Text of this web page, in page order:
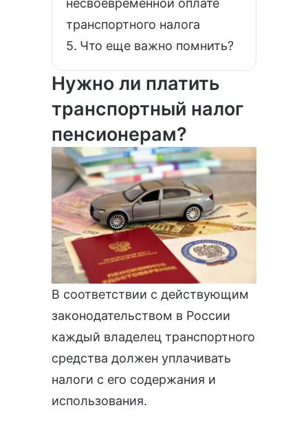
несвоевременной оплате
транспортного налога
Что еще важно помнить?
Нужно ли платить
транспортный налог
пенсионерам?
В соответствии с действующим
законодательством в России
каждый владелец транспортного
средства должен уплачивать
налоги с его содержания и
использования.